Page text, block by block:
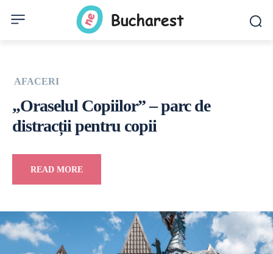
AFACERI
„Oraselul Copiilor” – parc de
distracții pentru copii
READ MORE